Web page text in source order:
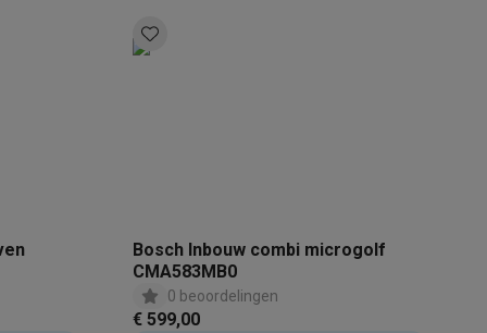
Bosch Inbouw combi microgolf
CMA583MB0
0 beoordelingen
€ 599,00